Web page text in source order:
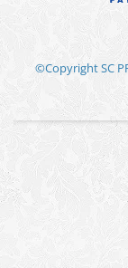
©Copyright SC